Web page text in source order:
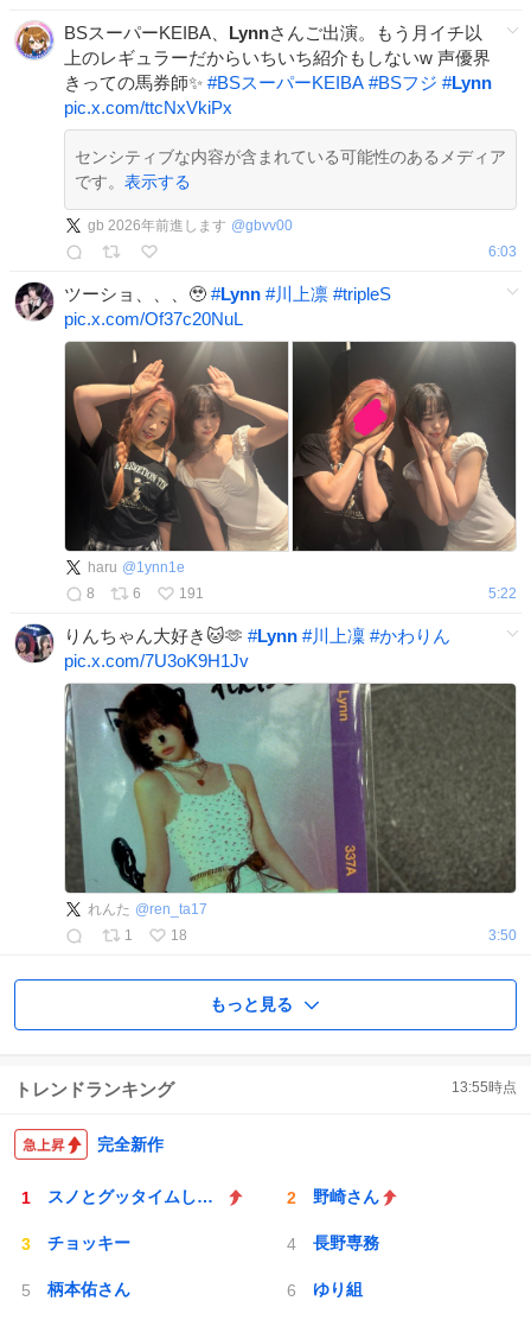
BSスーパーKEIBA、 Lynnさんご出演。もう月イチ以
上のレギュラーだからいちいち紹介もしないw 声優界
きっての馬券師✨️ #BSスーパーKEIBA #BSフジ #Lynn
pic.x.com/ttcNxVkiPx
センシティブな内容が含まれている可能性のあるメディア
です。 表示する
gb 2026年前進します @gbvv00
6:03
ツーショ、、、🥹 #Lynn #川上凛 #tripleS
pic.x.com/Of37c20NuL
haru @1ynn1e
8
6 191 5:22
りんちゃん大好き🐱🫶 #Lynn #川上凜 #かわりん
pic.x.com/7U3oK9H1Jv
れんた @ren_ta17
1
18 3:50
もっと見る
トレンドランキング 13:55時点
完全新作
スノとグッタイムしよう 野崎さん
チョッキー 長野専務
柄本佑さん ゆり組